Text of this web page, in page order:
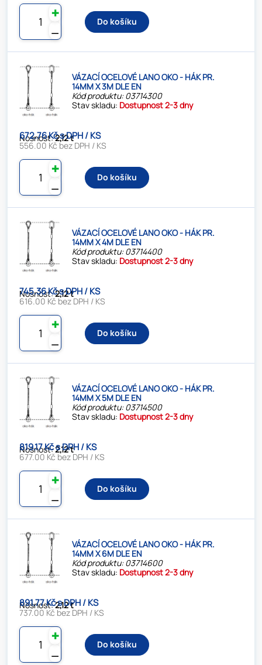
⚊
✚
Do košíku
VÁZACÍ OCELOVÉ LANO OKO - HÁK PR.
14MM X 3M DLE EN
Kód produktu: 03714300
Stav skladu: Dostupnost 2-3 dny
Nosnost:2,12 t
672.76 Kč s DPH / KS
556.00 Kč bez DPH / KS
⚊
✚
Do košíku
VÁZACÍ OCELOVÉ LANO OKO - HÁK PR.
14MM X 4M DLE EN
Kód produktu: 03714400
Stav skladu: Dostupnost 2-3 dny
Nosnost:2,12 t
745.36 Kč s DPH / KS
616.00 Kč bez DPH / KS
⚊
✚
Do košíku
VÁZACÍ OCELOVÉ LANO OKO - HÁK PR.
14MM X 5M DLE EN
Kód produktu: 03714500
Stav skladu: Dostupnost 2-3 dny
Nosnost:2,12 t
819.17 Kč s DPH / KS
677.00 Kč bez DPH / KS
⚊
✚
Do košíku
VÁZACÍ OCELOVÉ LANO OKO - HÁK PR.
14MM X 6M DLE EN
Kód produktu: 03714600
Stav skladu: Dostupnost 2-3 dny
Nosnost:2,12 t
891.77 Kč s DPH / KS
737.00 Kč bez DPH / KS
⚊
✚
Do košíku